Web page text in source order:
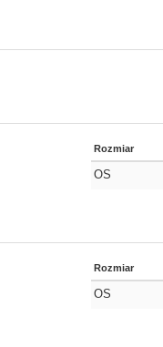
Rozmiar
OS
Rozmiar
OS